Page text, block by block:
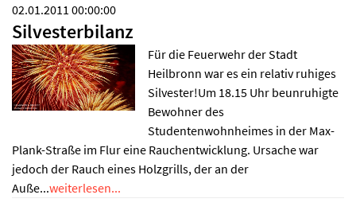
02.01.2011 00:00:00
Silvesterbilanz
Für die Feuerwehr der Stadt
Heilbronn war es ein relativ ruhiges
Silvester!Um 18.15 Uhr beunruhigte
Bewohner des
Studentenwohnheimes in der Max-
Plank-Straße im Flur eine Rauchentwicklung. Ursache war
jedoch der Rauch eines Holzgrills, der an der
Auße...weiterlesen...